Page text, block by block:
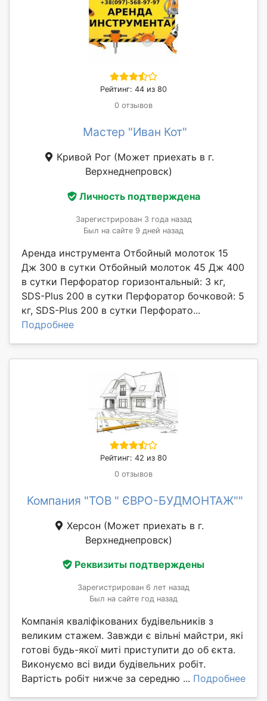
Рейтинг: 44 из 80
0 отзывов
Мастер "Иван Кот"
Кривой Рог (Может приехать в г.
Верхнеднепровск)
Личность подтверждена
Зарегистрирован 3 года назад
Был на сайте 9 дней назад
Аренда инструмента Отбойный молоток 15
Дж 300 в сутки Отбойный молоток 45 Дж 400
в сутки Перфоратор горизонтальный: 3 кг,
SDS-Plus 200 в сутки Перфоратор бочковой: 5
кг, SDS-Plus 200 в сутки Перфорато...
Подробнее
Рейтинг: 42 из 80
0 отзывов
Компания "ТОВ " ЄВРО-БУДМОНТАЖ""
Херсон (Может приехать в г.
Верхнеднепровск)
Реквизиты подтверждены
Зарегистрирован 6 лет назад
Был на сайте год назад
Компанія кваліфікованих будівельників з
великим стажем. Завжди є вільні майстри, які
готові будь-якої миті приступити до об єкта.
Виконуємо всі види будівельних робіт.
Вартість робіт нижче за середню ... Подробнее